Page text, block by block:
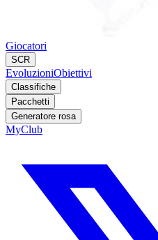
Giocatori
SCR
EvoluzioniObiettivi
Classifiche
Pacchetti
Generatore rosa
MyClub